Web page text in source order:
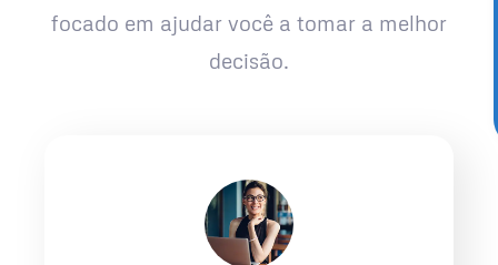
focado em ajudar você a tomar a melhor
decisão.